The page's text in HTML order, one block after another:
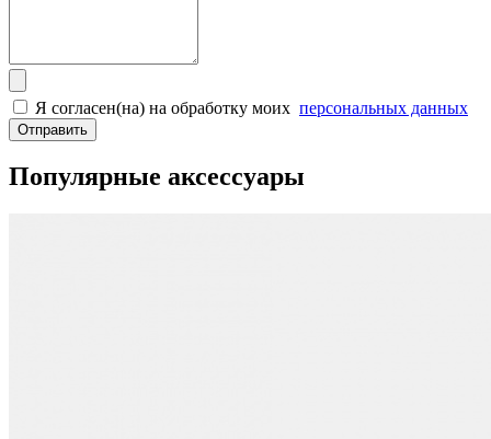
Я согласен(на) на обработку моих персональных данных
Отправить
Популярные аксессуары